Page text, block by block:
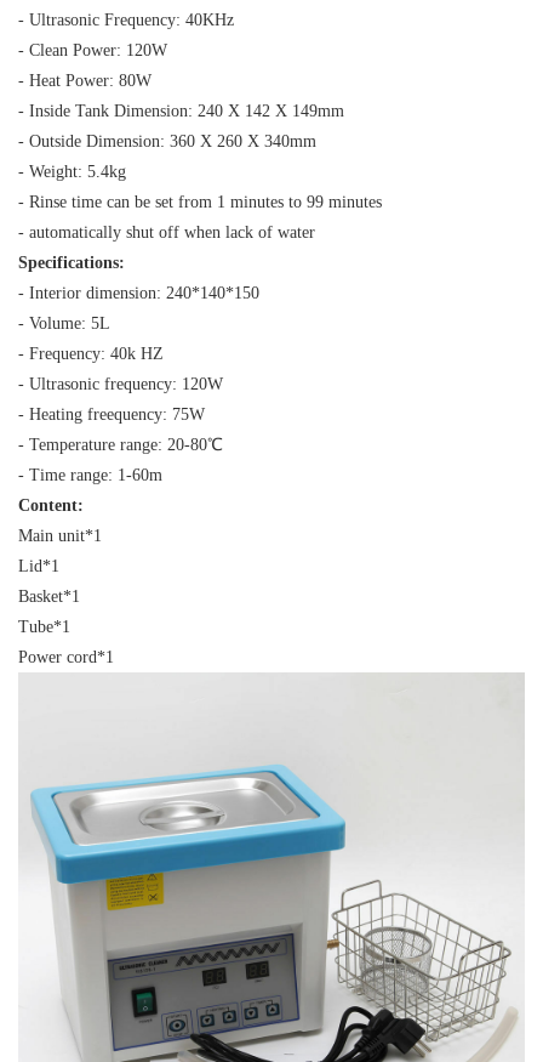
- Ultrasonic Frequency: 40KHz
- Clean Power: 120W
- Heat Power: 80W
- Inside Tank Dimension: 240 X 142 X 149mm
- Outside Dimension: 360 X 260 X 340mm
- Weight: 5.4kg
- Rinse time can be set from 1 minutes to 99 minutes
- automatically shut off when lack of water
Specifications:
- Interior dimension: 240*140*150
- Volume: 5L
- Frequency: 40k HZ
- Ultrasonic frequency: 120W
- Heating freequency: 75W
- Temperature range: 20-80℃
- Time range: 1-60m
Content:
Main unit*1
Lid*1
Basket*1
Tube*1
Power cord*1